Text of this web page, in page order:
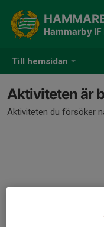
Till hemsidan
Hammarby IF
Aktiviteten är
Aktiviteten du försöker